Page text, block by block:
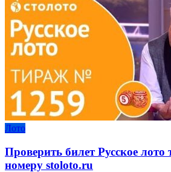
Лото
Проверить билет Русское лото
номеру stoloto.ru